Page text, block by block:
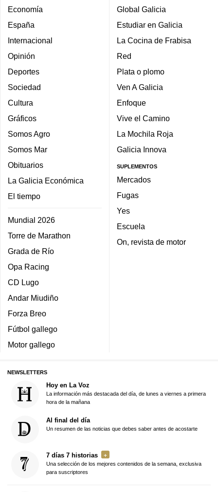
Economía
España
Internacional
Opinión
Deportes
Sociedad
Cultura
Gráficos
Somos Agro
Somos Mar
Obituarios
La Galicia Económica
El tiempo
Mundial 2026
Torre de Marathon
Grada de Río
Opa Racing
CD Lugo
Andar Miudiño
Forza Breo
Fútbol gallego
Motor gallego
Global Galicia
Estudiar en Galicia
La Cocina de Frabisa
Red
Plata o plomo
Ven A Galicia
Enfoque
Vive el Camino
La Mochila Roja
Galicia Innova
SUPLEMENTOS
Mercados
Fugas
Yes
Escuela
On, revista de motor
NEWSLETTERS
Hoy en La Voz
La información más destacada del día, de lunes a viernes a primera
hora de la mañana
Al final del día
Un resumen de las noticias que debes saber antes de acostarte
7 días 7 historias
Una selección de los mejores contenidos de la semana, exclusiva
para suscriptores